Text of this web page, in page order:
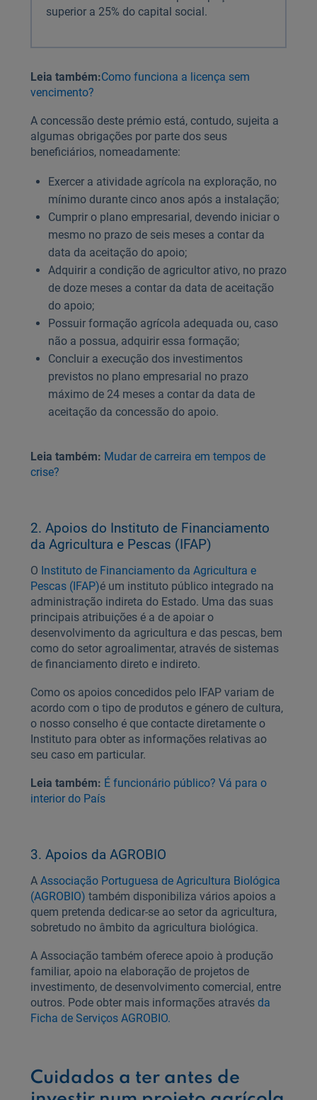
superior a 25% do capital social.
Leia também:Como funciona a licença sem
vencimento?
A concessão deste prémio está, contudo, sujeita a
algumas obrigações por parte dos seus
beneficiários, nomeadamente:
Exercer a atividade agrícola na exploração, no
mínimo durante cinco anos após a instalação;
Cumprir o plano empresarial, devendo iniciar o
mesmo no prazo de seis meses a contar da
data da aceitação do apoio;
Adquirir a condição de agricultor ativo, no prazo
de doze meses a contar da data de aceitação
do apoio;
Possuir formação agrícola adequada ou, caso
não a possua, adquirir essa formação;
Concluir a execução dos investimentos
previstos no plano empresarial no prazo
máximo de 24 meses a contar da data de
aceitação da concessão do apoio.
Leia também: Mudar de carreira em tempos de
crise?
2. Apoios do Instituto de Financiamento
da Agricultura e Pescas (IFAP)
O Instituto de Financiamento da Agricultura e
Pescas (IFAP)é um instituto público integrado na
administração indireta do Estado. Uma das suas
principais atribuições é a de apoiar o
desenvolvimento da agricultura e das pescas, bem
como do setor agroalimentar, através de sistemas
de financiamento direto e indireto.
Como os apoios concedidos pelo IFAP variam de
acordo com o tipo de produtos e género de cultura,
o nosso conselho é que contacte diretamente o
Instituto para obter as informações relativas ao
seu caso em particular.
Leia também: É funcionário público? Vá para o
interior do País
3. Apoios da AGROBIO
A Associação Portuguesa de Agricultura Biológica
(AGROBIO) também disponibiliza vários apoios a
quem pretenda dedicar-se ao setor da agricultura,
sobretudo no âmbito da agricultura biológica.
A Associação também oferece apoio à produção
familiar, apoio na elaboração de projetos de
investimento, de desenvolvimento comercial, entre
outros. Pode obter mais informações através da
Ficha de Serviços AGROBIO.
Cuidados a ter antes de